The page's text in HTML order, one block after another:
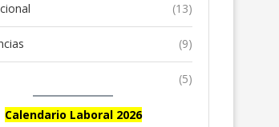
(13)
(9)
(5)
Calendario Laboral 2026